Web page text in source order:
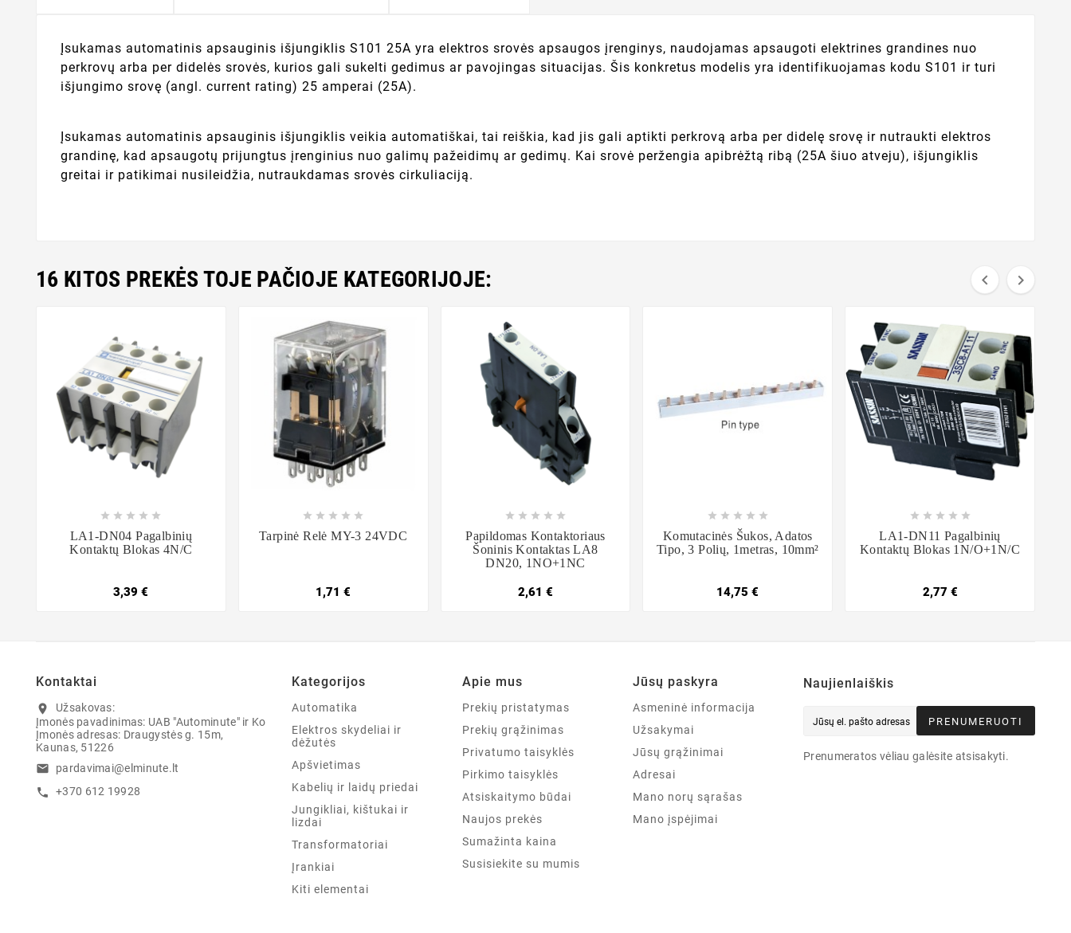
Įsukamas automatinis apsauginis išjungiklis S101 25A yra elektros srovės apsaugos įrenginys, naudojamas apsaugoti elektrines grandines nuo
perkrovų arba per didelės srovės, kurios gali sukelti gedimus ar pavojingas situacijas. Šis konkretus modelis yra identifikuojamas kodu S101 ir turi
išjungimo srovę (angl. current rating) 25 amperai (25A).
Įsukamas automatinis apsauginis išjungiklis veikia automatiškai, tai reiškia, kad jis gali aptikti perkrovą arba per didelę srovę ir nutraukti elektros
grandinę, kad apsaugotų prijungtus įrenginius nuo galimų pažeidimų ar gedimų. Kai srovė peržengia apibrėžtą ribą (25A šiuo atveju), išjungiklis
greitai ir patikimai nusileidžia, nutraukdamas srovės cirkuliaciją.
16 KITOS PREKĖS TOJE PAČIOJE KATEGORIJOJE:  
 
    
LA1-DN04 Pagalbinių
Kontaktų Blokas 4N/C
3,39 €
 
    
Tarpinė Relė MY-3 24VDC
1,71 €
 
    
Papildomas Kontaktoriaus
Šoninis Kontaktas LA8
DN20, 1NO+1NC
2,61 €
 
    
Komutacinės Šukos, Adatos
Tipo, 3 Polių, 1metras, 10mm²
14,75 €
 
    
LA1-DN11 Pagalbinių
Kontaktų Blokas 1N/O+1N/C
2,77 €
Kontaktai
location_on
Užsakovas:
Įmonės pavadinimas: UAB "Autominute" ir Ko
Įmonės adresas: Draugystės g. 15m,
Kaunas, 51226
email pardavimai@elminute.lt
call +370 612 19928
Kategorijos
Automatika
Elektros skydeliai ir
dėžutės
Apšvietimas
Kabelių ir laidų priedai
Jungikliai, kištukai ir
lizdai
Transformatoriai
Įrankiai
Kiti elementai
Apie mus
Prekių pristatymas
Prekių grąžinimas
Privatumo taisyklės
Pirkimo taisyklės
Atsiskaitymo būdai
Naujos prekės
Sumažinta kaina
Susisiekite su mumis
Jūsų paskyra
Asmeninė informacija
Užsakymai
Jūsų grąžinimai
Adresai
Mano norų sąrašas
Mano įspėjimai
Naujienlaiškis
PRENUMERUOTI
Prenumeratos vėliau galėsite atsisakyti.